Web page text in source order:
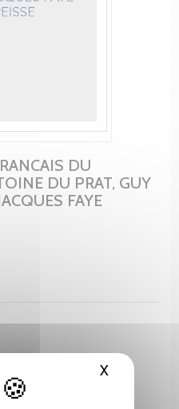
XMasquer
DU
DU PRAT, GUY
FAYE
Pinterest